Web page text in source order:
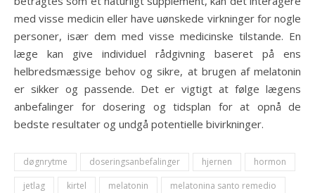
med visse medicin eller have uønskede virkninger for nogle
personer, især dem med visse medicinske tilstande. En
læge kan give individuel rådgivning baseret på ens
helbredsmæssige behov og sikre, at brugen af melatonin
er sikker og passende. Det er vigtigt at følge lægens
anbefalinger for dosering og tidsplan for at opnå de
bedste resultater og undgå potentielle bivirkninger.
døgnrytme doseringsanbefalinger hjernen
hormon
jetlag
kirtel melatonin
melatonina santo remedio